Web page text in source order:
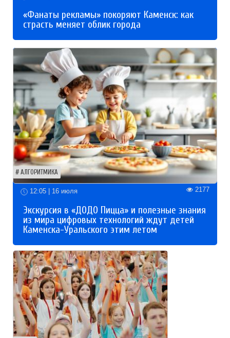
«Фанаты рекламы» покоряют Каменск: как
страсть меняет облик города
АЛГОРИТМИКА
12:05 | 16 июля 2177
Экскурсия в «ДОДО Пицца» и полезные знания
из мира цифровых технологий ждут детей
Каменска-Уральского этим летом